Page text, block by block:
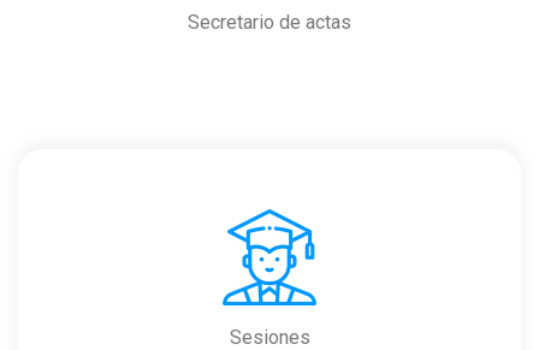
Secretario de actas
Sesiones